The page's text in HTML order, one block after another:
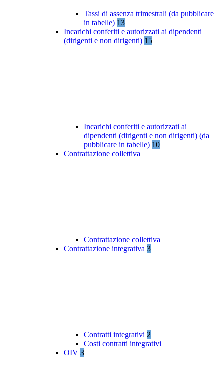
Tassi di assenza trimestrali (da pubblicare
in tabelle) 13
Incarichi conferiti e autorizzati ai dipendenti
(dirigenti e non dirigenti) 15
Incarichi conferiti e autorizzati ai
dipendenti (dirigenti e non dirigenti) (da
pubblicare in tabelle) 10
Contrattazione collettiva
Contrattazione collettiva
Contrattazione integrativa 3
Contratti integrativi 2
Costi contratti integrativi
OIV 3